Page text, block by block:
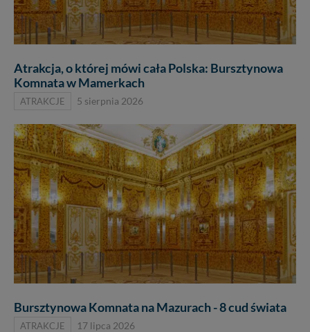
Atrakcja, o której mówi cała Polska: Bursztynowa
Komnata w Mamerkach
ATRAKCJE 5 sierpnia 2026
Bursztynowa Komnata na Mazurach - 8 cud świata
ATRAKCJE 17 lipca 2026